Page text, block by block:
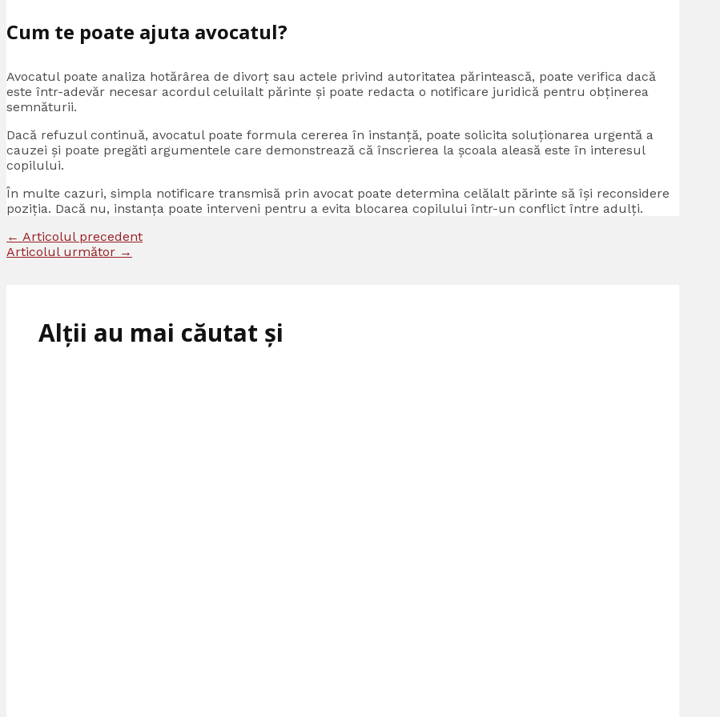
Cum te poate ajuta avocatul?
Avocatul poate analiza hotărârea de divorț sau actele privind autoritatea părintească, poate verifica dacă
este într-adevăr necesar acordul celuilalt părinte și poate redacta o notificare juridică pentru obținerea
semnăturii.
Dacă refuzul continuă, avocatul poate formula cererea în instanță, poate solicita soluționarea urgentă a
cauzei și poate pregăti argumentele care demonstrează că înscrierea la școala aleasă este în interesul
copilului.
În multe cazuri, simpla notificare transmisă prin avocat poate determina celălalt părinte să își reconsidere
poziția. Dacă nu, instanța poate interveni pentru a evita blocarea copilului într-un conflict între adulți.
← Articolul precedent
Articolul următor →
Alții au mai căutat și